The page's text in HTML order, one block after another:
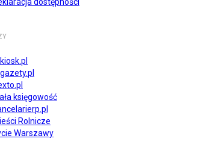
księgowość
Rolnicze
Warszawy